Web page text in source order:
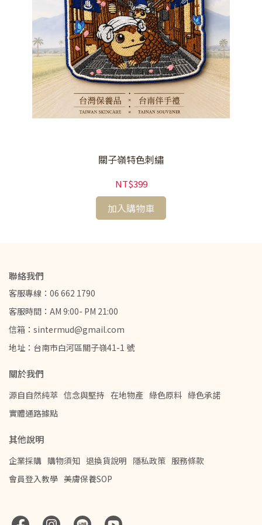
關子嶺特色刺繡
NT$399
加入購物車
聯絡我們
客服專線：06 662 1790
客服時間：AM 9:00- PM 21:00
信箱：sintermud@gmail.com
地址：台南市白河區關子嶺41-1 號
關於我們
源自自然純萃 信念與堅持 在地物產 綠色原料 綠色承諾
實體通路據點
其他說明
企業採購 購物須知 退換貨說明 隱私政策 服務條款
會員登入教學 美膚保養SOP